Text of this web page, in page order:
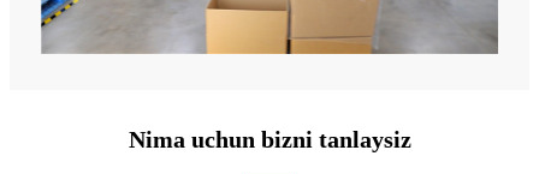
Nima uchun bizni tanlaysiz